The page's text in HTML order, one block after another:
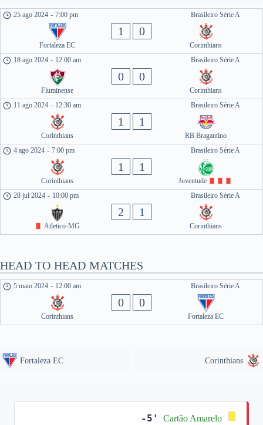
Brasileiro Série A
25 ago 2024 - 7:00 pm
Fortaleza EC
1 0
Corinthians
Brasileiro Série A
18 ago 2024 - 12:00 am
Fluminense
0 0
Corinthians
Brasileiro Série A
11 ago 2024 - 12:30 am
Corinthians
1 1
RB Bragantino
Brasileiro Série A
4 ago 2024 - 7:00 pm
Corinthians
1 1
Juventude
Brasileiro Série A
28 jul 2024 - 10:00 pm
Atletico-MG
2 1
Corinthians
HEAD TO HEAD MATCHES
Brasileiro Série A
5 maio 2024 - 12:00 am
Corinthians
0 0
Fortaleza EC
Fortaleza EC Corinthians
-5'
Cartão Amarelo